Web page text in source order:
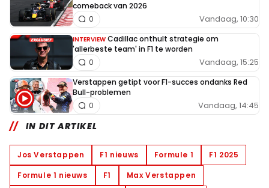
comeback van 2026
Vandaag, 10:30
0
INTERVIEW Cadillac onthult strategie om
'allerbeste team' in F1 te worden
Vandaag, 15:25
0
Verstappen getipt voor F1-succes ondanks Red
Bull-problemen
Vandaag, 14:45
0
IN DIT ARTIKEL
Jos Verstappen F1 nieuws Formule 1
F1 2025
Formule 1 nieuws
F1
Max Verstappen